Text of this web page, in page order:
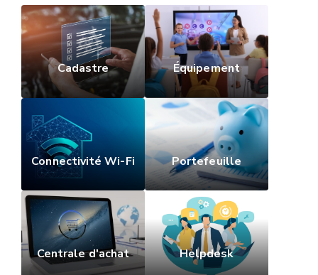
Cadastre Équipement
Connectivité Wi-Fi Portefeuille
Centrale d'achat Helpdesk